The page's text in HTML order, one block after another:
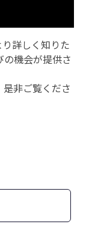
詳しく知りた
機会が提供さ
非ご覧くださ